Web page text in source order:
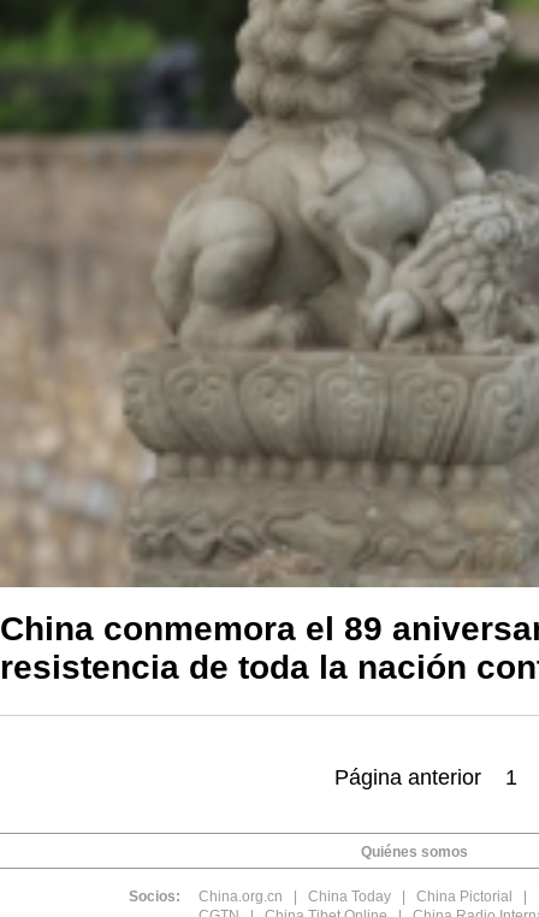
China conmemora el 89
resistencia de toda la nación
Página anterior 1
Quiénes somos
Socios: China.org.cn China Today| China Pictorial